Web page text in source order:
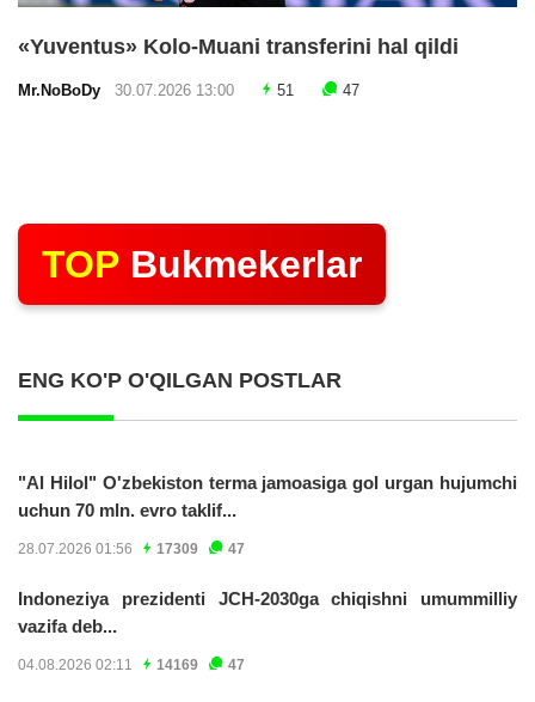
«Yuventus» Kolo-Muani transferini hal qildi
Mr.NoBoDy 30.07.2026 13:00 51 47
TOP Bukmekerlar
ENG KO'P O'QILGAN POSTLAR
"Al Hilol" O'zbekiston terma jamoasiga gol urgan hujumchi
uchun 70 mln. evro taklif...
28.07.2026 01:56 17309 47
Indoneziya prezidenti JCH-2030ga chiqishni umummilliy
vazifa deb...
04.08.2026 02:11 14169 47